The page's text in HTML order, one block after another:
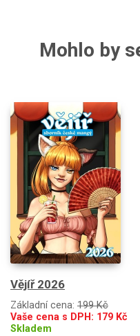
Mohlo by
Vějíř 2026
Základní cena: 199 Kč
Vaše cena s DPH: 179 Kč
Skladem